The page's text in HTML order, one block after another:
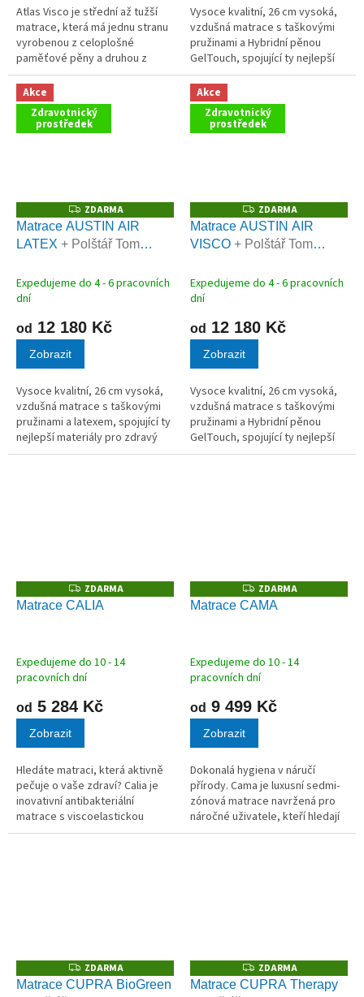
Atlas Visco je střední až tužší
matrace, která má jednu stranu
vyrobenou z celoplošné
paměťové pěny a druhou z
pružné pěny Flexifoam.
Vysoce kvalitní, 26 cm vysoká,
vzdušná matrace s taškovými
pružinami a Hybridní pěnou
GelTouch, spojující ty nejlepší
materiály pro zdravý spánek.
AKCE polštář Tom Kokos
ZDARMA
Akce
Zdravotnický
prostředek
Z
D
A
R
ZDARMA
Matrace AUSTIN AIR
LATEX + Polštář Tom
Expedujeme do 4 - 6 pracovních
dní
od 12 180 Kč
Zobrazit
Vysoce kvalitní, 26 cm vysoká,
vzdušná matrace s taškovými
pružinami a latexem, spojující ty
nejlepší materiály pro zdravý
spánek. AKCE polštář Tom
Akce
Zdravotnický
prostředek
Z
D
A
R
ZDARMA
Matrace AUSTIN AIR
VISCO + Polštář Tom
Expedujeme do 4 - 6 pracovních
dní
od 12 180 Kč
Zobrazit
Vysoce kvalitní, 26 cm vysoká,
vzdušná matrace s taškovými
pružinami a Hybridní pěnou
GelTouch, spojující ty nejlepší
materiály pro zdravý spánek.
Z
D
A
ZDARMA
Matrace CALIA
Expedujeme do 10 - 14
pracovních dní
od 5 284 Kč
Zobrazit
Hledáte matraci, která aktivně
pečuje o vaše zdraví? Calia je
inovativní antibakteriální
matrace s viscoelastickou
pěnou se skutečnou mědí. Tato
Z
D
A
ZDARMA
Matrace CAMA
Expedujeme do 10 - 14
pracovních dní
od 9 499 Kč
Zobrazit
Dokonalá hygiena v náručí
přírody. Cama je luxusní sedmi-
zónová matrace navržená pro
náročné uživatele, kteří hledají
spojení čistoty a komfortu.
Z
D
A
ZDARMA
Matrace CUPRA BioGreen
Z
D
A
ZDARMA
Matrace CUPRA Therapy